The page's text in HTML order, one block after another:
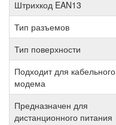
Штрихкод EAN13
Тип разъемов
Тип поверхности
Подходит для кабельного
модема
Предназначен для
дистанционного питания